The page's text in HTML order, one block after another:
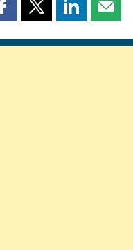
Partager
page
Partager
page
Partager
page page